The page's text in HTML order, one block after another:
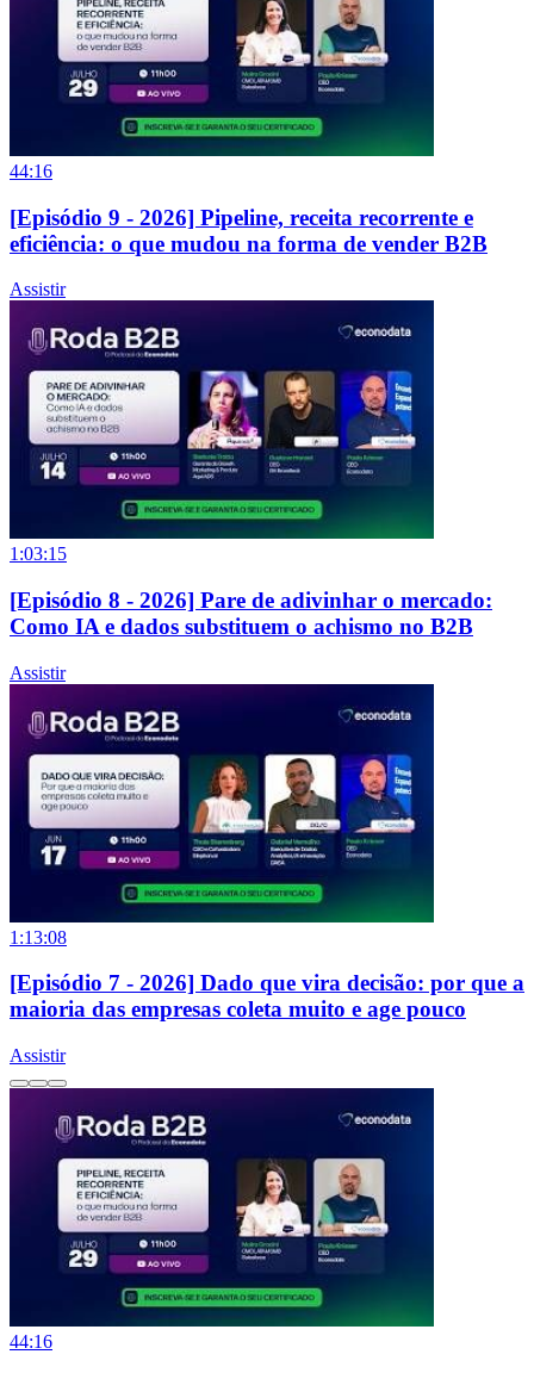
44:16
[Episódio 9 - 2026] Pipeline, receita recorrente e
eficiência: o que mudou na forma de vender B2B
Assistir
1:03:15
[Episódio 8 - 2026] Pare de adivinhar o mercado:
Como IA e dados substituem o achismo no B2B
Assistir
1:13:08
[Episódio 7 - 2026] Dado que vira decisão: por que a
maioria das empresas coleta muito e age pouco
Assistir
44:16